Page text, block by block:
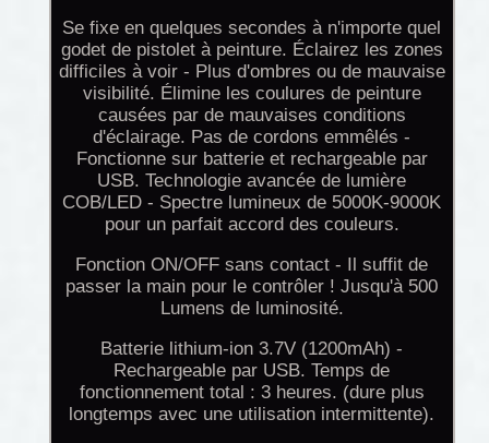
Se fixe en quelques secondes à n'importe quel
godet de pistolet à peinture. Éclairez les zones
difficiles à voir - Plus d'ombres ou de mauvaise
visibilité. Élimine les coulures de peinture
causées par de mauvaises conditions
d'éclairage. Pas de cordons emmêlés -
Fonctionne sur batterie et rechargeable par
USB. Technologie avancée de lumière
COB/LED - Spectre lumineux de 5000K-9000K
pour un parfait accord des couleurs.
Fonction ON/OFF sans contact - Il suffit de
passer la main pour le contrôler ! Jusqu'à 500
Lumens de luminosité.
Batterie lithium-ion 3.7V (1200mAh) -
Rechargeable par USB. Temps de
fonctionnement total : 3 heures. (dure plus
longtemps avec une utilisation intermittente).